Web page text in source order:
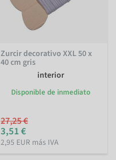
Zurcir decorativo XXL 50 x
40 cm gris
interior
Disponible de inmediato
27,25 €
3,51 €
2,95 EUR más IVA